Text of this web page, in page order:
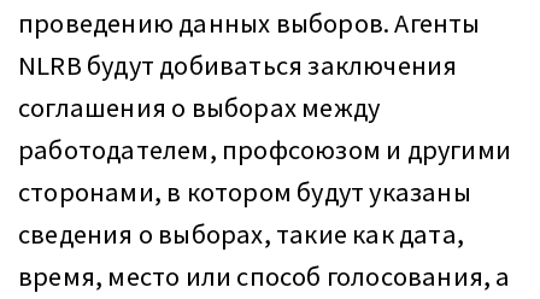
проведению данных выборов. Агенты
NLRB будут добиваться заключения
соглашения о выборах между
работодателем, профсоюзом и другими
сторонами, в котором будут указаны
сведения о выборах, такие как дата,
время, место или способ голосования, а